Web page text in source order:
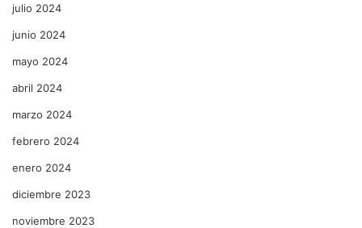
julio 2024
junio 2024
mayo 2024
abril 2024
marzo 2024
febrero 2024
enero 2024
diciembre 2023
noviembre 2023